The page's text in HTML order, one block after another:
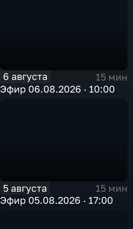
6 августа
15 мин
Эфир 06.08.2026 · 10:00
5 августа
15 мин
Эфир 05.08.2026 · 17:00